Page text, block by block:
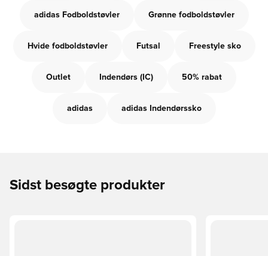
adidas Fodboldstøvler Grønne fodboldstøvler
Hvide fodboldstøvler Futsal Freestyle sko
Outlet Indendørs (IC) 50% rabat
adidas adidas Indendørssko
Sidst besøgte produkter